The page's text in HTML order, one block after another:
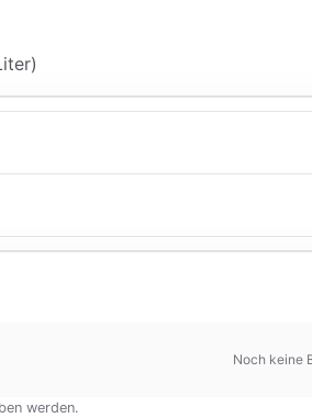
Noch keine
werden.